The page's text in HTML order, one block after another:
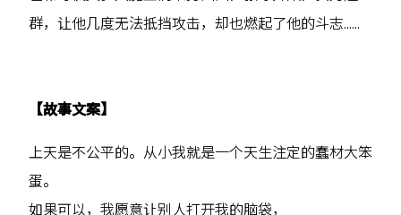
群，让他几度无法抵挡攻击，却也燃起了他的斗志……
【故事文案】
上天是不公平的。从小我就是一个天生注定的蠢材大笨
蛋。
如果可以，我愿意让别人打开我的脑袋，